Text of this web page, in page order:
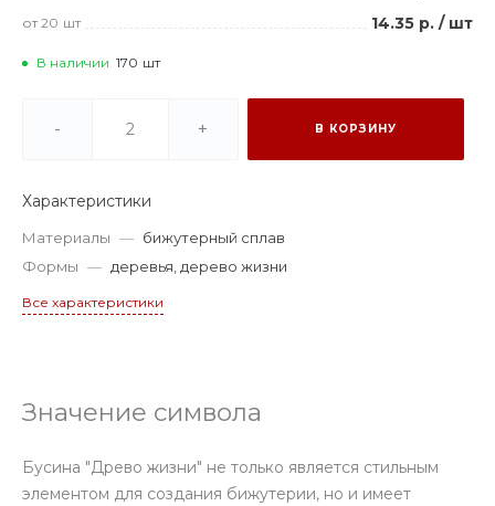
от 20 шт 14.35 р. / шт
В наличии 170 шт
- + В КОРЗИНУ
Характеристики
Материалы — бижутерный сплав
Формы — деревья, дерево жизни
Все характеристики
Значение символа
Бусина "Древо жизни" не только является стильным
элементом для создания бижутерии, но и имеет